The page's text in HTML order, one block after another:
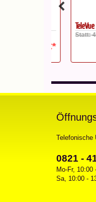
TeleVue
Statt:
Telefonische
0821 -
Mo-Fr, 10:00
Sa, 10:00 -